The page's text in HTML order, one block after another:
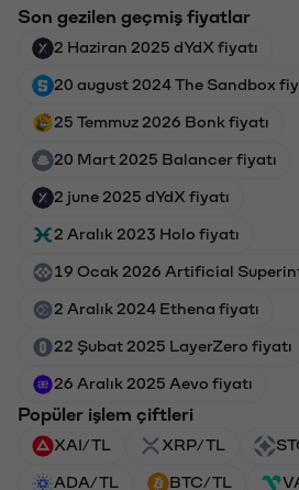
Son gezilen geçmiş fiyatlar
2 Haziran 2025 dYdX fiyatı
20 august 2024 The Sandbox
25 Temmuz 2026 Bonk fiyatı
20 Mart 2025 Balancer fiyatı
2 june 2025 dYdX fiyatı
2 Aralık 2023 Holo fiyatı
19 Ocak 2026 Artificial
2 Aralık 2024 Ethena fiyatı
22 Şubat 2025 LayerZero fiyatı
26 Aralık 2025 Aevo fiyatı
Popüler işlem çiftleri
XAI/TL XRP/TL
ADA/TL BTC/TL